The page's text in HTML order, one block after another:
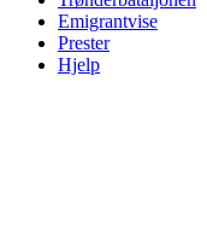
Emigrantvise
Prester
Hjelp